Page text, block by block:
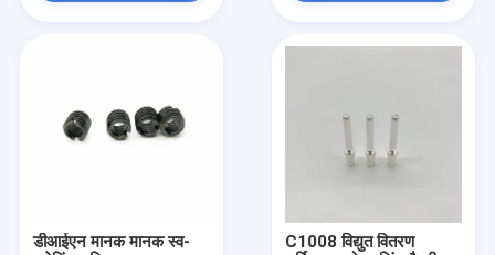
डीआईएन मानक मानक स्व-
C1008 विद्युत वितरण